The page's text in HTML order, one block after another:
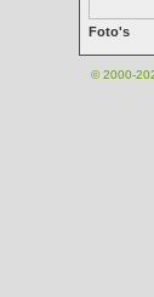
Foto's
© 2000-